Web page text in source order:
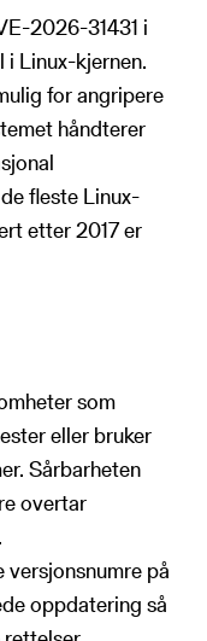
2026-31431 i
i Linux-kjernen.
for angripere
håndterer
fleste Linux-
etter 2017 er
som
eller bruker
Sårbarheten
overtar
på
oppdatering så